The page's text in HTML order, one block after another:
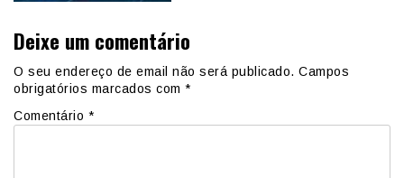
Deixe um comentário
O seu endereço de email não será publicado. Campos
obrigatórios marcados com *
Comentário *